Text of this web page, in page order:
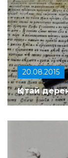
20.08.2015
Қытай